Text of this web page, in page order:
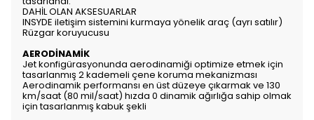
DAHİL OLAN AKSESUARLAR
INSYDE iletişim sistemini kurmaya yönelik araç (ayrı satılır)
Rüzgar koruyucusu
AERODİNAMİK
Jet konfigürasyonunda aerodinamiği optimize etmek için
tasarlanmış 2 kademeli çene koruma mekanizması
Aerodinamik performansı en üst düzeye çıkarmak ve 130
km/saat (80 mil/saat) hızda 0 dinamik ağırlığa sahip olmak
için tasarlanmış kabuk şekli